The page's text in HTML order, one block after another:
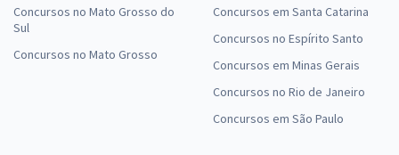
Concursos no Mato Grosso do
Sul
Concursos no Mato Grosso
Concursos em Santa Catarina
Concursos no Espírito Santo
Concursos em Minas Gerais
Concursos no Rio de Janeiro
Concursos em São Paulo